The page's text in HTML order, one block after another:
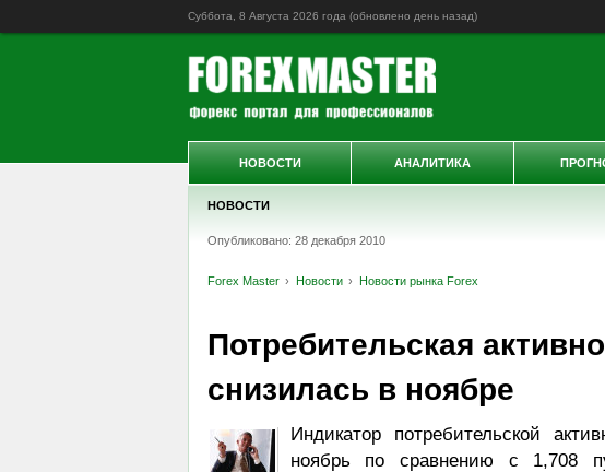
Суббота, 8 Августа 2026 года (обновлено день назад)
НОВОСТИ
Опубликовано: 28 декабря 2010
Forex Master Новости Новости рынка Forex
Потребительская
снизилась в ноябре
Индикатор потребительской
ноябрь по сравнению с 1,708
НОВОСТИ АНАЛИТИКА